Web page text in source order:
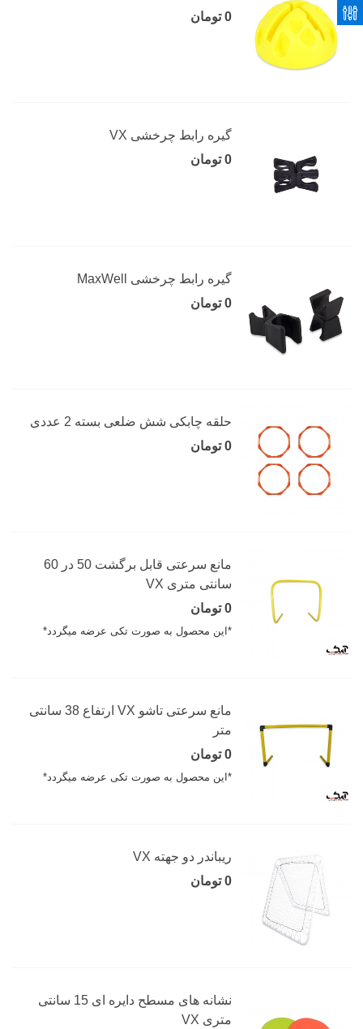
0 تومان
گیره رابط چرخشی VX
0 تومان
گیره رابط چرخشی MaxWell
0 تومان
حلقه چابکی شش ضلعی بسته 2 عددی
0 تومان
مانع سرعتی قابل برگشت 50 در 60
سانتی متری VX
0 تومان
*این محصول به صورت تکی عرضه میگردد*
مانع سرعتی تاشو VX ارتفاع 38 سانتی
متر
0 تومان
*این محصول به صورت تکی عرضه میگردد*
ریباندر دو جهته VX
0 تومان
نشانه های مسطح دایره ای 15 سانتی
متری VX